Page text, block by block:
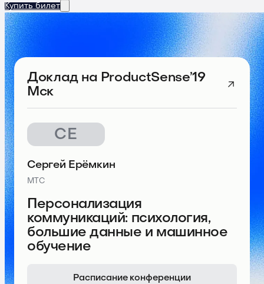
Купить билет
Доклад на ProductSense’19
Мск
СЕ
Персонализация
коммуникаций: психология,
большие данные и машинное
обучение
Сергей Ерёмкин
МТС
Расписание конференции